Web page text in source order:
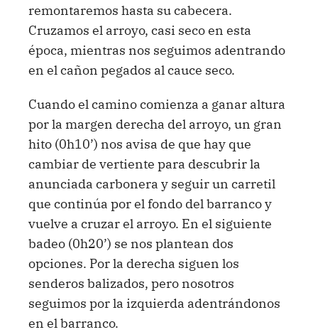
remontaremos hasta su cabecera.
Cruzamos el arroyo, casi seco en esta
época, mientras nos seguimos adentrando
en el cañon pegados al cauce seco.
Cuando el camino comienza a ganar altura
por la margen derecha del arroyo, un gran
hito (0h10’) nos avisa de que hay que
cambiar de vertiente para descubrir la
anunciada carbonera y seguir un carretil
que continúa por el fondo del barranco y
vuelve a cruzar el arroyo. En el siguiente
badeo (0h20’) se nos plantean dos
opciones. Por la derecha siguen los
senderos balizados, pero nosotros
seguimos por la izquierda adentrándonos
en el barranco.